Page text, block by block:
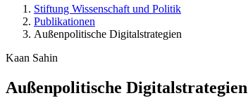
Stiftung Wissenschaft und Politik
Publikationen
Außenpolitische Digitalstrategien
Kaan Sahin
Außenpolitische Digitalstrategien